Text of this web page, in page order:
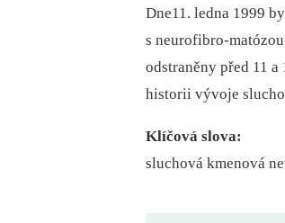
Dne11. ledna 1999
s neurofibro-
odstraněny před 11
historii vývoje
Klíčová slova:
sluchová kmenová